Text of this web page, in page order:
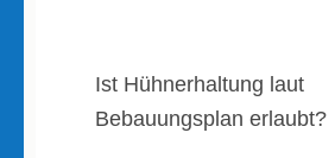
Ist Hühnerhaltung laut
Bebauungsplan erlaubt?